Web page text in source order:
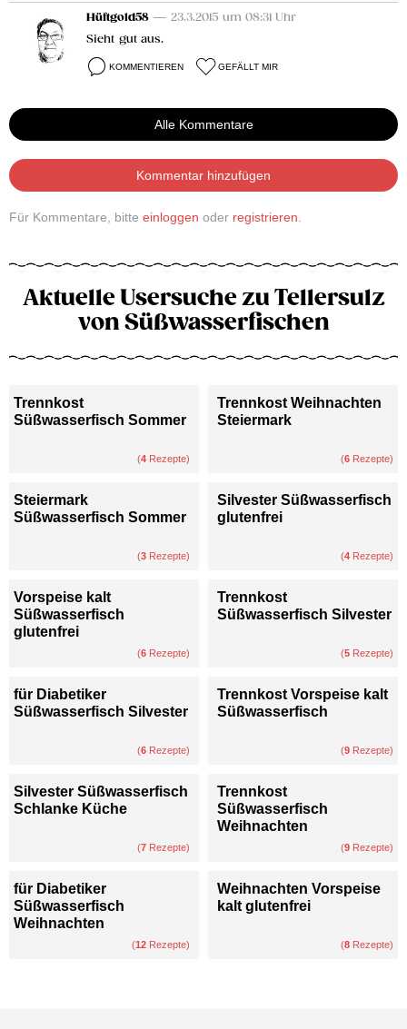
Hüftgold58 — 23.3.2015 um 08:31 Uhr
Sieht gut aus.
KOMMENTIEREN GEFÄLLT MIR
Alle Kommentare
Kommentar hinzufügen
Für Kommentare, bitte einloggen oder registrieren
Aktuelle Usersuche zu Tellersulz
von Süßwasserfischen
Trennkost
Süßwasserfisch Sommer
(4 Rezepte)
Trennkost Weihnachten
Steiermark
(6 Rezepte)
Steiermark
Süßwasserfisch Sommer
(3 Rezepte)
Silvester Süßwasserfisch
glutenfrei
(4 Rezepte)
Vorspeise kalt
Süßwasserfisch
glutenfrei
(6 Rezepte)
Trennkost
Süßwasserfisch Silvester
(5 Rezepte)
für Diabetiker
Süßwasserfisch Silvester
(6 Rezepte)
Trennkost Vorspeise kalt
Süßwasserfisch
(9 Rezepte)
Silvester Süßwasserfisch
Schlanke Küche
(7 Rezepte)
Trennkost
Süßwasserfisch
Weihnachten
(9 Rezepte)
für Diabetiker
Süßwasserfisch
Weihnachten
(12 Rezepte)
Weihnachten Vorspeise
kalt glutenfrei
(8 Rezepte)